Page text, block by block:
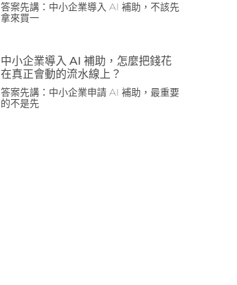
答案先講：中小企業導入 AI 補助，不該先
拿來買一
中小企業導入 AI 補助，怎麼把錢花
在真正會動的流水線上？
答案先講：中小企業申請 AI 補助，最重要
的不是先